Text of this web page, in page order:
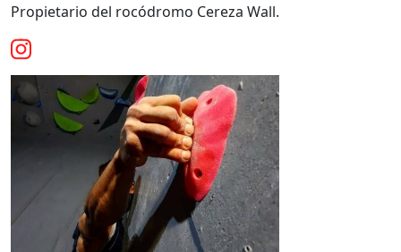
Propietario del rocódromo Cereza Wall.